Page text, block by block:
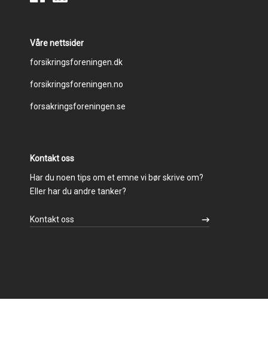
Våre nettsider
Footer
menu
forsikringsforeningen.dk
forsikringsforeningen.no
forsakringsforeningen.se
Kontakt oss
Har du noen tips om et emne vi bør skrive om?
Eller har du andre tanker?
Kontakt oss